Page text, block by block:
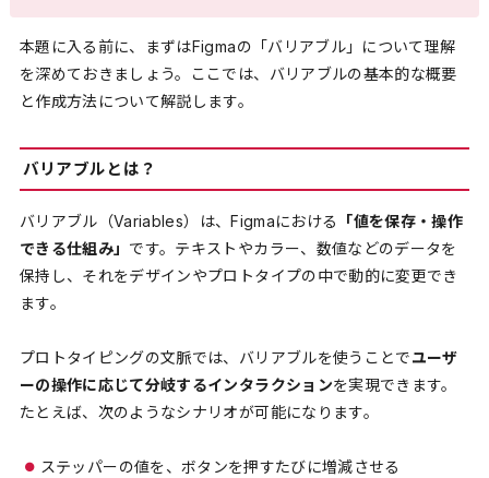
本題に入る前に、まずはFigmaの「バリアブル」について理解
を深めておきましょう。ここでは、バリアブルの基本的な概要
と作成方法について解説します。
バリアブルとは？
バリアブル（Variables）は、Figmaにおける
「値を保存・操作
できる仕組み」 です。テキストやカラー、数値などのデータを
保持し、それをデザインやプロトタイプの中で動的に変更でき
ます。
プロトタイピングの文脈では、バリアブルを使うことでユーザ
ーの操作に応じて分岐するインタラクションを実現できます。
たとえば、次のようなシナリオが可能になります。
ステッパーの値を、ボタンを押すたびに増減させる